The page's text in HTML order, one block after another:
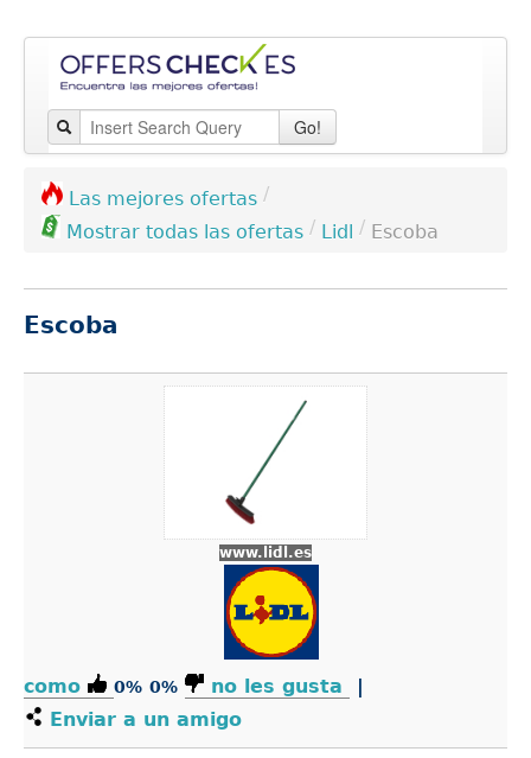
Go!
Las mejores ofertas /
Mostrar todas las ofertas / Lidl / Escoba
Escoba
www.lidl.es
como 0% 0% no les gusta
|
Enviar a un amigo